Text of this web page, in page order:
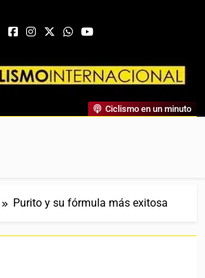
Internacional
Ciclismo Mundial. Entrevistas, Análisis,
Y Más. La Web Ciclista De Referencia.
Ciclismo en un minuto
Purito y su fórmula más exitosa